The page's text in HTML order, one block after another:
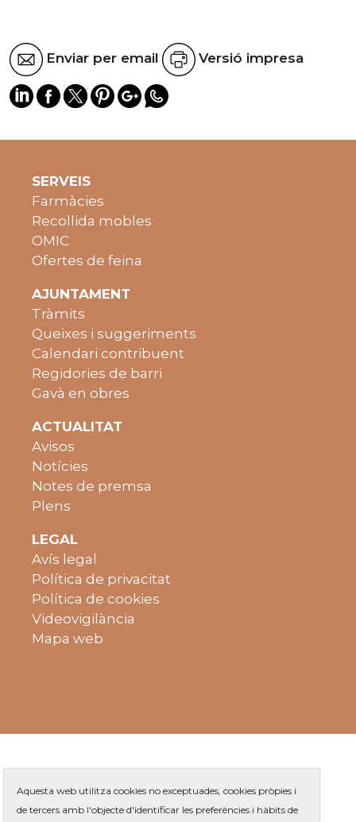
Enviar per email Versió impresa
SERVEIS
Farmàcies
Recollida mobles
OMIC
Ofertes de feina
AJUNTAMENT
Tràmits
Queixes i suggeriments
Calendari contribuent
Regidories de barri
Gavà en obres
ACTUALITAT
Avisos
Notícies
Notes de premsa
Plens
LEGAL
Avís legal
Política de privacitat
Política de cookies
Videovigilància
Mapa web
Aquesta web utilitza cookies no exceptuades, cookies pròpies i
de tercers amb l'objecte d'identificar les preferències i hàbits de